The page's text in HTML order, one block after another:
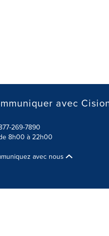
avec
269-7890
8h00 à 22h00
avec nous